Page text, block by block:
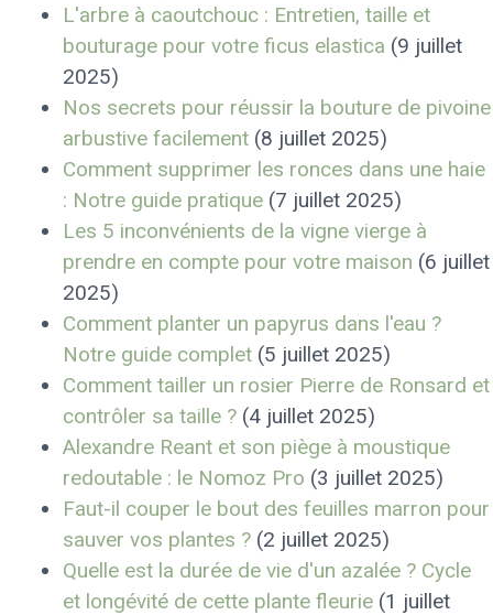
L'arbre à caoutchouc : Entretien, taille et
bouturage pour votre ficus elastica (9 juillet
2025)
Nos secrets pour réussir la bouture de pivoine
arbustive facilement (8 juillet 2025)
Comment supprimer les ronces dans une haie
: Notre guide pratique (7 juillet 2025)
Les 5 inconvénients de la vigne vierge à
prendre en compte pour votre maison (6 juillet
2025)
Comment planter un papyrus dans l'eau ?
Notre guide complet (5 juillet 2025)
Comment tailler un rosier Pierre de Ronsard et
contrôler sa taille ? (4 juillet 2025)
Alexandre Reant et son piège à moustique
redoutable : le Nomoz Pro (3 juillet 2025)
Faut-il couper le bout des feuilles marron pour
sauver vos plantes ? (2 juillet 2025)
Quelle est la durée de vie d'un azalée ? Cycle
et longévité de cette plante fleurie (1 juillet